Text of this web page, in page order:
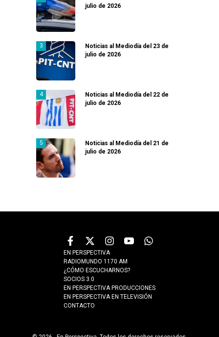
julio de 2026
Noticias al Mediodía del 23 de
julio de 2026
Noticias al Mediodía del 22 de
julio de 2026
Noticias al Mediodía del 21 de
julio de 2026
EN PERSPECTIVA
RADIOMUNDO 1170 AM
¿CÓMO ESCUCHARNOS?
SOCIOS 3.0
EN PERSPECTIVA PRODUCCIONES
EN PERSPECTIVA EN TELEVISIÓN
CONTACTO